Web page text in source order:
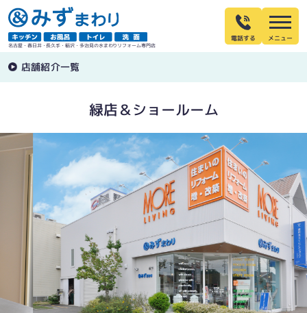
名古屋・春日井・長久手・稲沢・多治見の水まわりリフォーム専門店
電話する
店舗紹介一覧
緑店＆ショールーム